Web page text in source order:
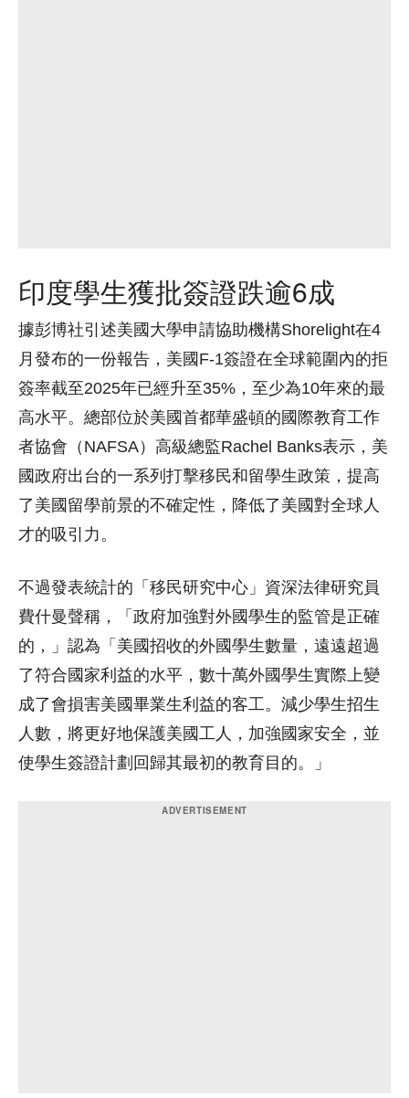
印度學生獲批簽證跌逾6成
據彭博社引述美國大學申請協助機構Shorelight在4
月發布的一份報告，美國F-1簽證在全球範圍內的拒
簽率截至2025年已經升至35%，至少為10年來的最
高水平。總部位於美國首都華盛頓的國際教育工作
者協會（NAFSA）高級總監Rachel Banks表示，美
國政府出台的一系列打擊移民和留學生政策，提高
了美國留學前景的不確定性，降低了美國對全球人
才的吸引力。
不過發表統計的「移民研究中心」資深法律研究員
費什曼聲稱，「政府加強對外國學生的監管是正確
的，」認為「美國招收的外國學生數量，遠遠超過
了符合國家利益的水平，數十萬外國學生實際上變
成了會損害美國畢業生利益的客工。減少學生招生
人數，將更好地保護美國工人，加強國家安全，並
使學生簽證計劃回歸其最初的教育目的。」